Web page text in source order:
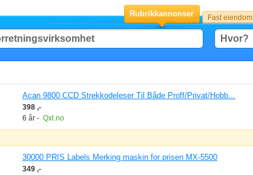
Acan 9800 CCD Strekkodeleser Til Både Proff/Privat/Hobb...
398 ,-
6 år - Qxl.no
30000 PRIS Labels Merking maskin for prisen MX-5500
349 ,-
Rubrikkannonser Fast eiendom